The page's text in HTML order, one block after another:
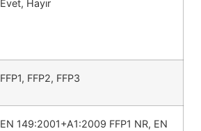
Evet, Hayır
FFP1, FFP2, FFP3
EN 149:2001+A1:2009 FFP1 NR, EN